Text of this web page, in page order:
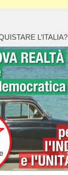
L’ITALIA?